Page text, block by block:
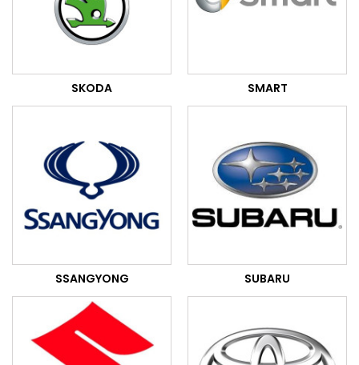
SKODA SMART
SSANGYONG SUBARU